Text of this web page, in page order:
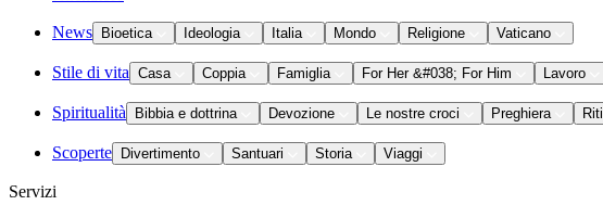
News Bioetica Ideologia Italia Mondo Religione Vaticano
Stile di vita Casa Coppia Famiglia For Her &#038; For Him Lavoro
Spiritualità Bibbia e dottrina Devozione Le nostre croci Preghiera Riti
Scoperte Divertimento Santuari Storia Viaggi
Servizi